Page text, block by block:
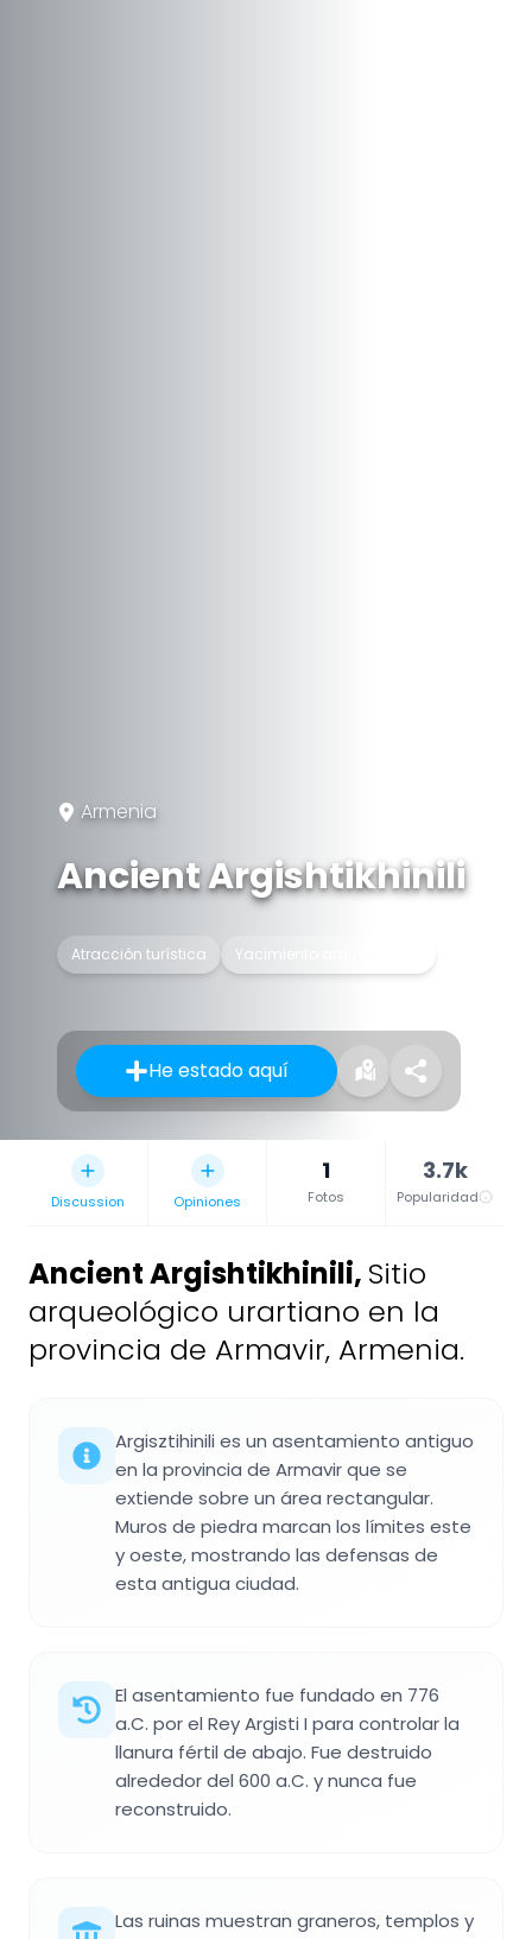
Armenia
Ancient Argishtikhinili
Atracción turística Yacimiento arqueológico
He estado aquí
Discussion Opiniones
1
Fotos
3.7k
Popularidad
Ancient Argishtikhinili, Sitio
arqueológico urartiano en la
provincia de Armavir, Armenia.
Argisztihinili es un asentamiento antiguo
en la provincia de Armavir que se
extiende sobre un área rectangular.
Muros de piedra marcan los límites este
y oeste, mostrando las defensas de
esta antigua ciudad.
El asentamiento fue fundado en 776
a.C. por el Rey Argisti I para controlar la
llanura fértil de abajo. Fue destruido
alrededor del 600 a.C. y nunca fue
reconstruido.
Las ruinas muestran graneros, templos y